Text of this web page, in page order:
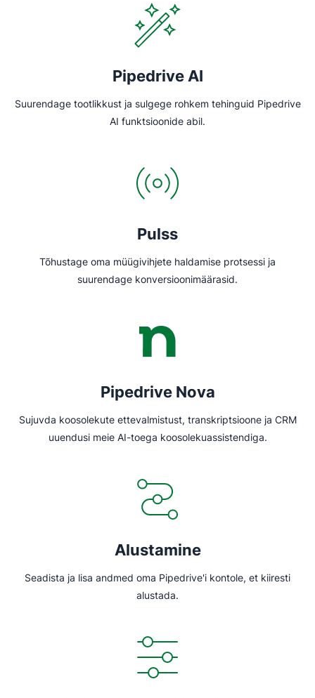
Pipedrive AI
Suurendage tootlikkust ja sulgege rohkem tehinguid Pipedrive
AI funktsioonide abil.
Pulss
Tõhustage oma müügivihjete haldamise protsessi ja
suurendage konversioonimäärasid.
Pipedrive Nova
Sujuvda koosolekute ettevalmistust, transkriptsioone ja CRM
uuendusi meie AI-toega koosolekuassistendiga.
Alustamine
Seadista ja lisa andmed oma Pipedrive'i kontole, et kiiresti
alustada.